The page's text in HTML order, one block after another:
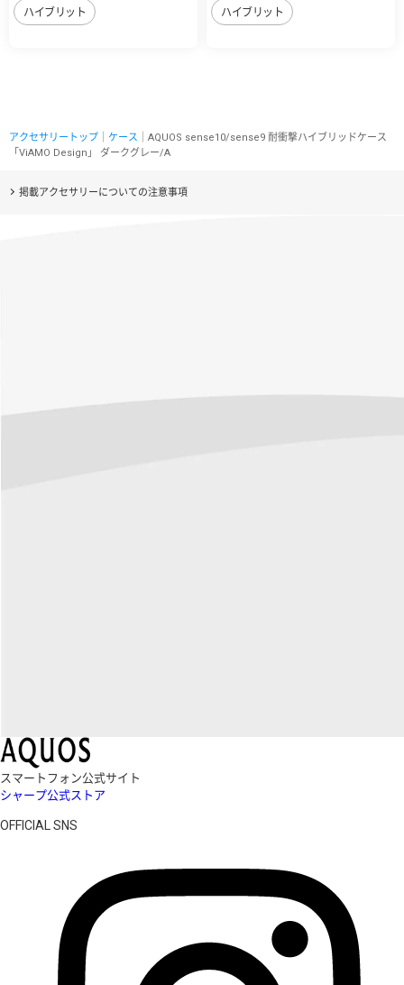
ハイブリット ハイブリット
アクセサリートップ ケース ｜AQUOS sense10/sense9 耐衝撃ハイブリッドケース
「ViAMO Design」 ダークグレー/A
掲載アクセサリーについての注意事項
スマートフォン公式サイト
シャープ公式ストア
OFFICIAL SNS